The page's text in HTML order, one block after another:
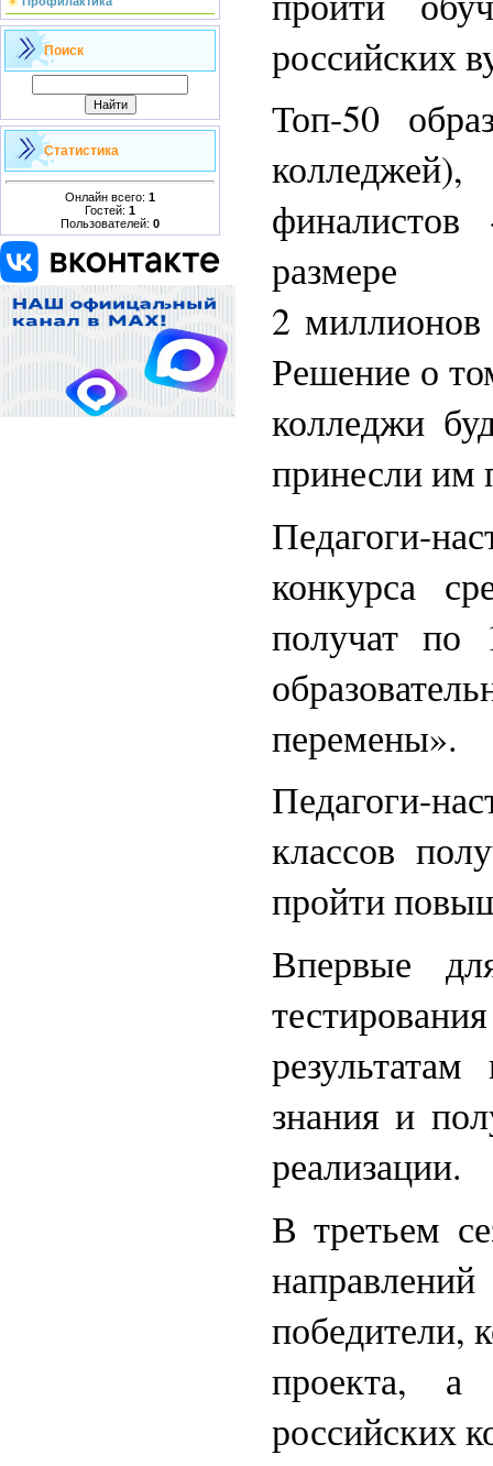
Поиск
Статистика
Онлайн всего: 1
Гостей: 1
Пользователей: 0
российских
Топ-50
размере
2 миллионов
Решение о
колледжи
принесли им
Педагоги-
конкурса
получат по
перемены».
Педагоги-
классов
пройти
Впервые
знания и
реализации.
В третьем
победители,
проекта,
российских